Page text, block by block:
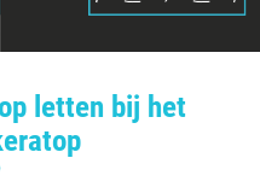
letten bij het